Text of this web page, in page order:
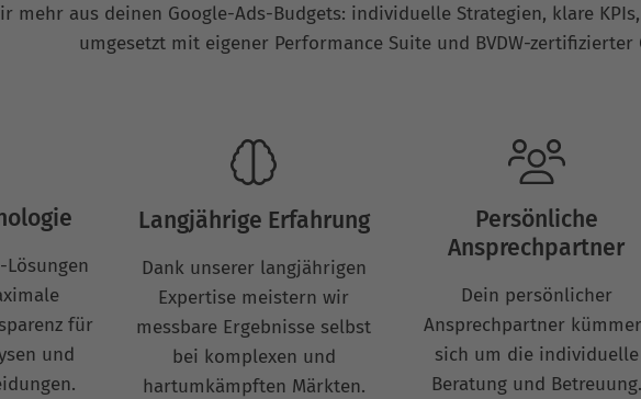
mehr aus deinen Google-Ads-Budgets: individuelle Strategien, klare
umgesetzt mit eigener Performance Suite und BVDW-zertifizierter
Lösungen
für
und
Langjährige Erfahrung
Dank unserer langjährigen
Expertise meistern wir
messbare Ergebnisse selbst
bei komplexen und
hartumkämpften Märkten.
Persönliche
Ansprechpartner
Dein persönlicher
Ansprechpartner
sich um die individuelle
Beratung und Betreuung.